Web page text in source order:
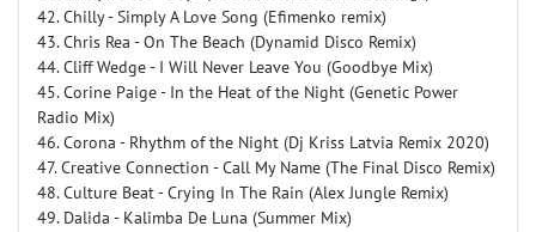
42. Chilly - Simply A Love Song (Efimenko remix)
43. Chris Rea - On The Beach (Dynamid Disco Remix)
44. Cliff Wedge - I Will Never Leave You (Goodbye Mix)
45. Corine Paige - In the Heat of the Night (Genetic Power
Radio Mix)
46. Corona - Rhythm of the Night (Dj Kriss Latvia Remix 2020)
47. Creative Connection - Call My Name (The Final Disco Remix)
48. Culture Beat - Crying In The Rain (Alex Jungle Remix)
49. Dalida - Kalimba De Luna (Summer Mix)